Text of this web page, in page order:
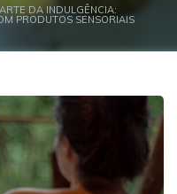
DA INDULGÊNCIA:
PRODUTOS SENSORIAIS